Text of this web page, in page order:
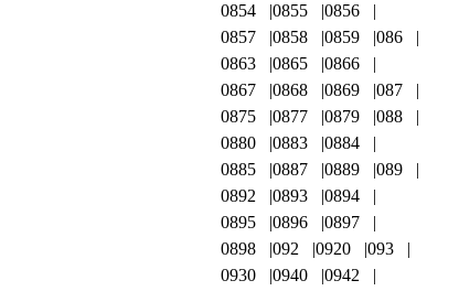
0854
0855
0856
0857
0858 0859
086
0863
0865
0866
0867
0868 0869
087
0875
0877 0879
088
0880
0883
0884
0885
0887 0889
089
0892
0893
0894
0895
0896
0897
0898
092 0920
093
0930
0940
0942